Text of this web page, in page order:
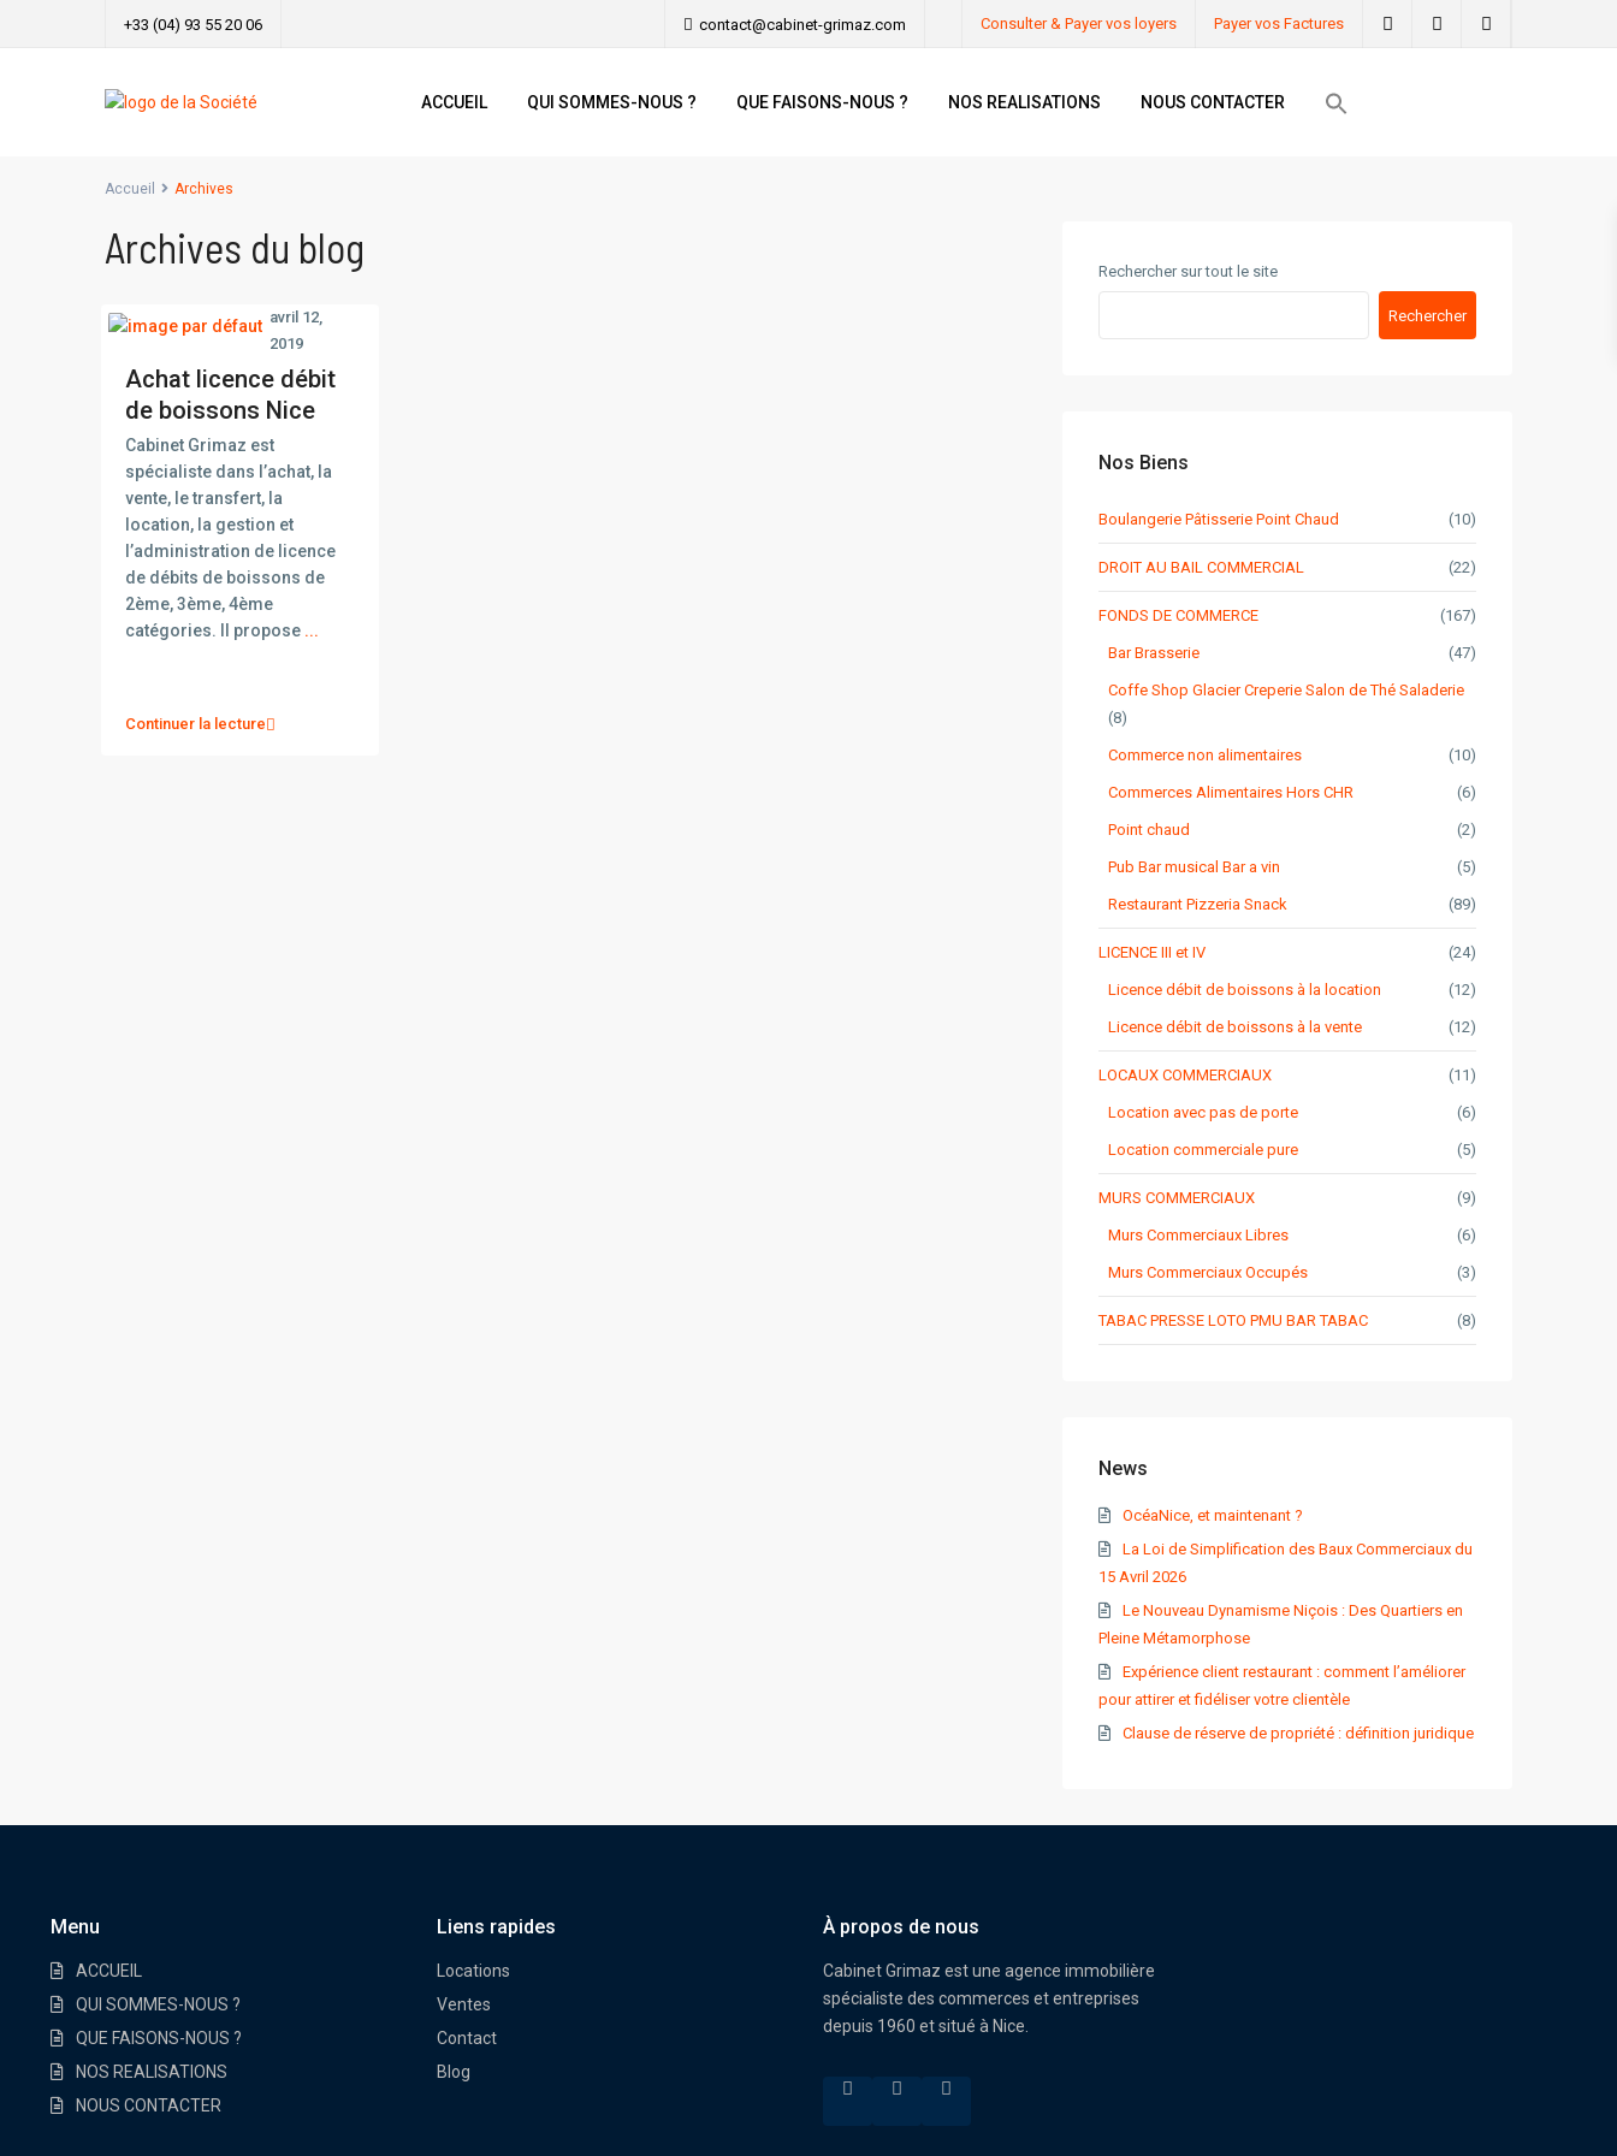
+33 (04) 93 55 20 06 contact@cabinet-grimaz.com Consulter & Payer vos loyers Payer vos Factures
ACCUEIL QUI SOMMES-NOUS ? QUE FAISONS-NOUS ? NOS REALISATIONS NOUS CONTACTER
Accueil Archives
Archives du blog
Achat licence débit
de boissons Nice
avril 12,
2019
Cabinet Grimaz est
spécialiste dans l’achat, la
vente, le transfert, la
location, la gestion et
l’administration de licence
de débits de boissons de
2ème, 3ème, 4ème
catégories. Il propose ...
Continuer la lecture
Rechercher sur tout le site
Rechercher
Nos Biens
Boulangerie Pâtisserie Point Chaud (10)
DROIT AU BAIL COMMERCIAL (22)
FONDS DE COMMERCE (167)
Bar Brasserie (47)
Coffe Shop Glacier Creperie Salon de Thé Saladerie
(8)
Commerce non alimentaires (10)
Commerces Alimentaires Hors CHR (6)
Point chaud (2)
Pub Bar musical Bar a vin (5)
Restaurant Pizzeria Snack (89)
LICENCE III et IV (24)
Licence débit de boissons à la location (12)
Licence débit de boissons à la vente (12)
LOCAUX COMMERCIAUX (11)
Location avec pas de porte (6)
Location commerciale pure (5)
MURS COMMERCIAUX (9)
Murs Commerciaux Libres (6)
Murs Commerciaux Occupés (3)
TABAC PRESSE LOTO PMU BAR TABAC (8)
News
OcéaNice, et maintenant ?
La Loi de Simplification des Baux Commerciaux du
15 Avril 2026
Le Nouveau Dynamisme Niçois : Des Quartiers en
Pleine Métamorphose
Expérience client restaurant : comment l’améliorer
pour attirer et fidéliser votre clientèle
Clause de réserve de propriété : définition juridique
Menu
ACCUEIL
QUI SOMMES-NOUS ?
QUE FAISONS-NOUS ?
NOS REALISATIONS
NOUS CONTACTER
Liens rapides
Locations
Ventes
Contact
Blog
À propos de nous
Cabinet Grimaz est une agence immobilière
spécialiste des commerces et entreprises
depuis 1960 et situé à Nice.